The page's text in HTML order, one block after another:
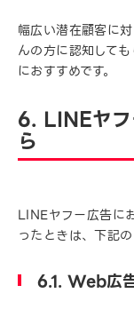
幅広い潜在顧客に
んの方に認知して
におすすめです。
6. LINEヤフ
ら
LINEヤフー広告に
ったときは、下記
6.1. Web広